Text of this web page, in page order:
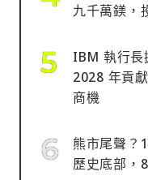
九千萬鎂，
IBM 執行長
2028 年貢
商機
熊市尾聲？
歷史底部，